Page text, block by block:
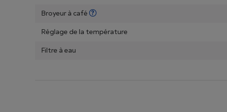
Broyeur à café
Réglage de la température
Filtre à eau